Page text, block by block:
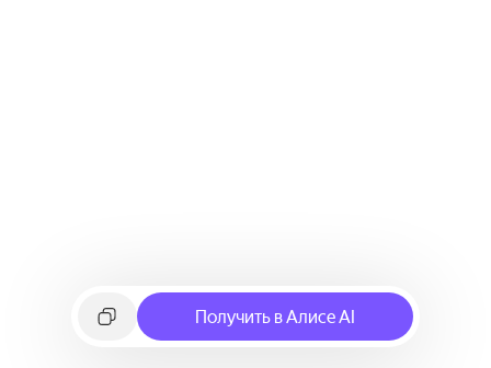
Получить в Алисе AI